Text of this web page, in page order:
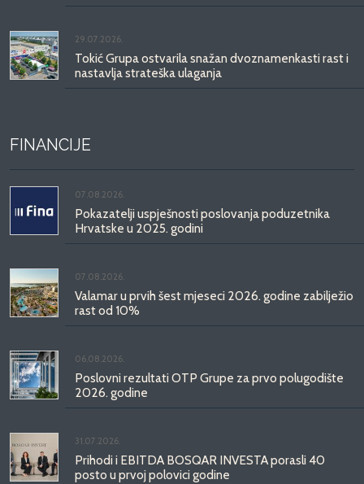
29.07.2026.
Tokić Grupa ostvarila snažan dvoznamenkasti rast i
nastavlja strateška ulaganja
FINANCIJE
07.08.2026.
Pokazatelji uspješnosti poslovanja poduzetnika
Hrvatske u 2025. godini
07.08.2026.
Valamar u prvih šest mjeseci 2026. godine zabilježio
rast od 10%
06.08.2026.
Poslovni rezultati OTP Grupe za prvo polugodište
2026. godine
31.07.2026.
Prihodi i EBITDA BOSQAR INVESTA porasli 40
posto u prvoj polovici godine